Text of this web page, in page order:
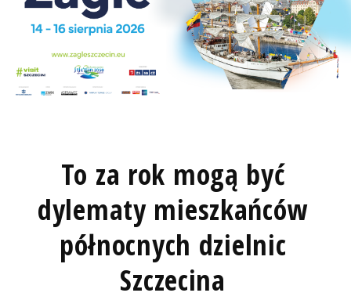
To za rok mogą być
dylematy mieszkańców
północnych dzielnic
Szczecina